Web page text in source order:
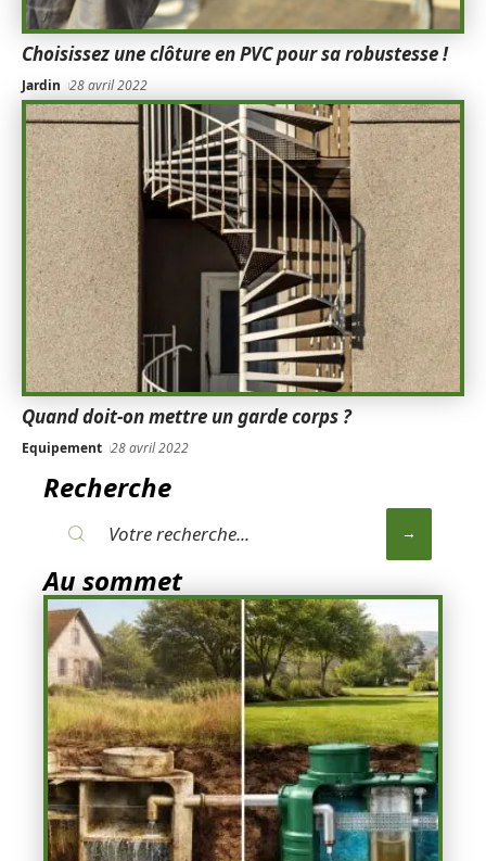
Choisissez une clôture en PVC pour sa robustesse !
Jardin 28 avril 2022
Quand doit-on mettre un garde corps ?
Equipement 28 avril 2022
Recherche
Au sommet